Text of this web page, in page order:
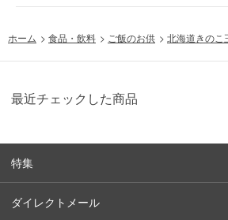
ホーム > 食品・飲料 > ご飯のお供 > 北海道きの
最近チェックした商品
特集
ダイレクトメール